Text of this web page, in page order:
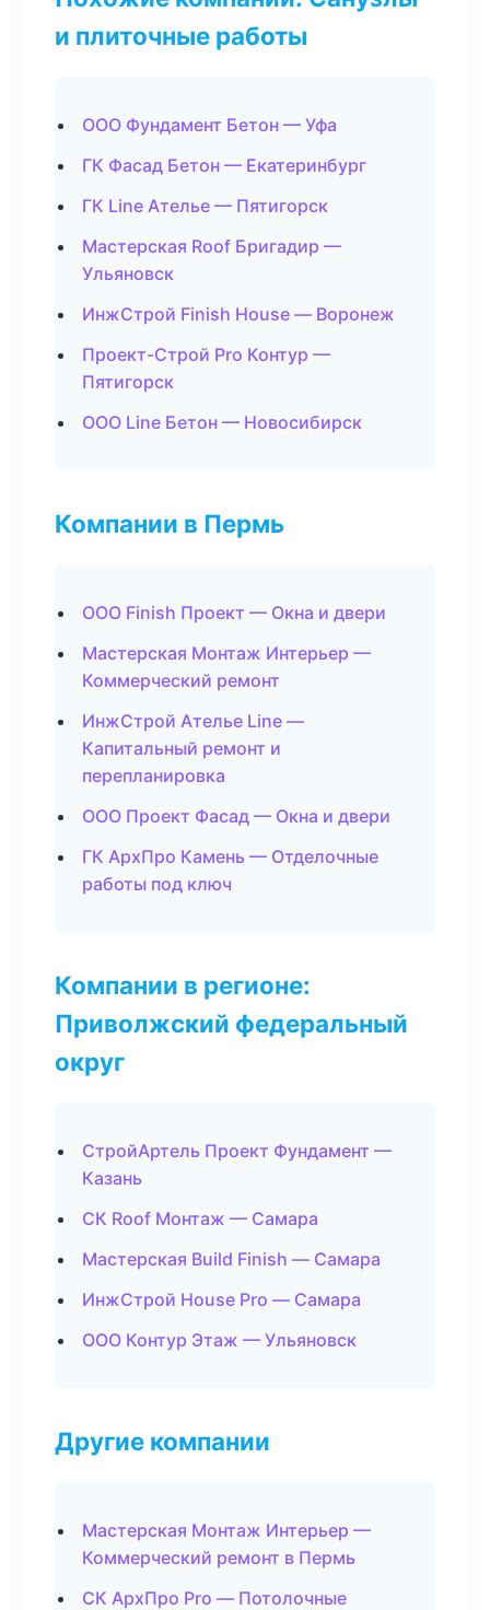
и плиточные работы
ООО Фундамент Бетон — Уфа
ГК Фасад Бетон — Екатеринбург
ГК Line Ателье — Пятигорск
Мастерская Roof Бригадир —
Ульяновск
ИнжСтрой Finish House — Воронеж
Проект-Строй Pro Контур —
Пятигорск
ООО Line Бетон — Новосибирск
Компании в Пермь
ООО Finish Проект — Окна и двери
Мастерская Монтаж Интерьер —
Коммерческий ремонт
ИнжСтрой Ателье Line —
Капитальный ремонт и
перепланировка
ООО Проект Фасад — Окна и двери
ГК АрхПро Камень — Отделочные
работы под ключ
Компании в регионе:
Приволжский федеральный
округ
СтройАртель Проект Фундамент —
Казань
СК Roof Монтаж — Самара
Мастерская Build Finish — Самара
ИнжСтрой House Pro — Самара
ООО Контур Этаж — Ульяновск
Другие компании
Мастерская Монтаж Интерьер —
Коммерческий ремонт в Пермь
СК АрхПро Pro — Потолочные